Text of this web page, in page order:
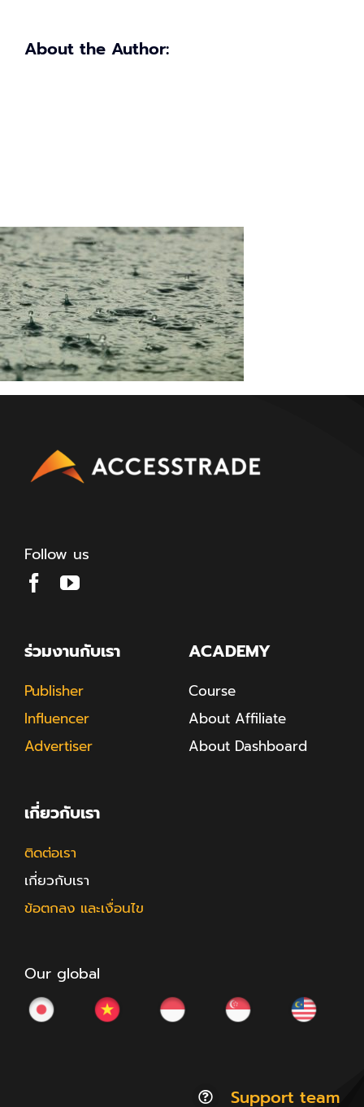
About the Author:
Follow us
ร่วมงานกับเรา
Publisher
Influencer
Advertiser
ACADEMY
Course
About Affiliate
About Dashboard
เกี่ยวกับเรา
ติดต่อเรา
เกี่ยวกับเรา
ข้อตกลง และเงื่อนไข
Our global
Support team